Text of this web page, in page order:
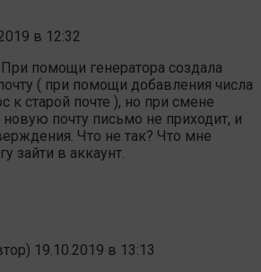
в 12:32
При помощи генератора создала
( при помощи добавления числа
к старой почте ), но при смене
новую почту письмо не приходит, и
Что не так? Что мне
зайти в аккаунт.
19.10.2019 в 13:13